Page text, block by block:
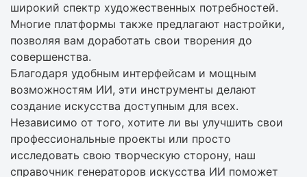
широкий спектр художественных потребностей.
Многие платформы также предлагают настройки,
позволяя вам доработать свои творения до
совершенства.
Благодаря удобным интерфейсам и мощным
возможностям ИИ, эти инструменты делают
создание искусства доступным для всех.
Независимо от того, хотите ли вы улучшить свои
профессиональные проекты или просто
исследовать свою творческую сторону, наш
справочник генераторов искусства ИИ поможет